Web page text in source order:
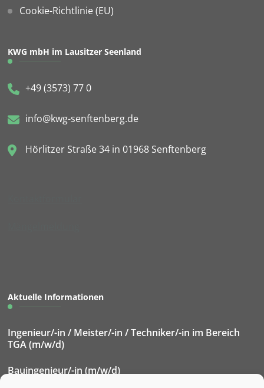
Cookie-Richtlinie (EU)
KWG mbH im Lausitzer Seenland
+49 (3573) 77 0
info@kwg-senftenberg.de
Hörlitzer Straße 34 in 01968 Senftenberg
Aktuelle Informationen
Ingenieur/-in / Meister/-in / Techniker/-in im Bereich
TGA (m/w/d)
Bauingenieur/-in (m/w/d)